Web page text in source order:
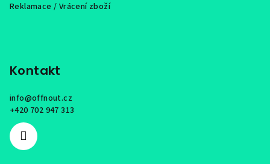
Reklamace / Vrácení zboží
Kontakt
info@offnout.cz
+420 702 947 313